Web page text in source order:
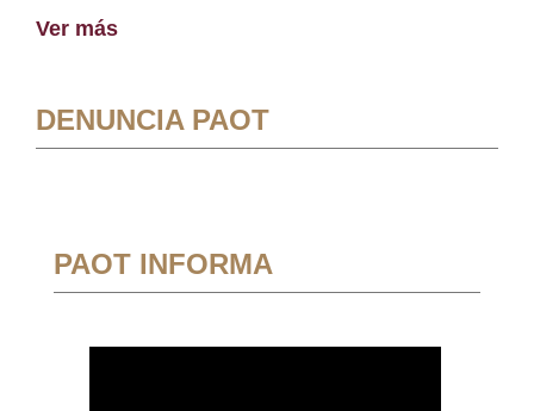
Ver más
DENUNCIA PAOT
PAOT INFORMA